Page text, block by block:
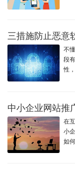
三措施防止恶意
不
段
性
中小企业网站推
在
小
如